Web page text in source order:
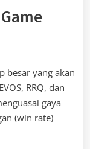
besar yang akan
RRQ, dan
gaya
(win rate)